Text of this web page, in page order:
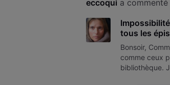
eccoqui a
tous les
Bonsoir,
comme ceux
bibliothèque.